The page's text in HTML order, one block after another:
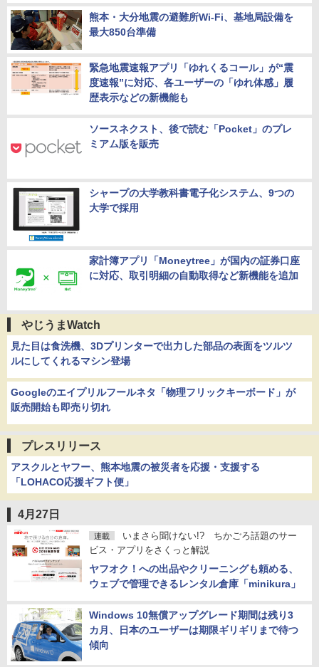
熊本・大分地震の避難所Wi-Fi、基地局設備を
最大850台準備
緊急地震速報アプリ「ゆれくるコール」が“震
度速報”に対応、各ユーザーの「ゆれ体感」履
歴表示などの新機能も
ソースネクスト、後で読む「Pocket」のプレ
ミアム版を販売
シャープの大学教科書電子化システム、9つの
大学で採用
家計簿アプリ「Moneytree」が国内の証券口座
に対応、取引明細の自動取得など新機能を追加
やじうまWatch
見た目は食洗機、3Dプリンターで出力した部品の表面をツルツ
ルにしてくれるマシン登場
Googleのエイプリルフールネタ「物理フリックキーボード」が
販売開始も即売り切れ
プレスリリース
アスクルとヤフー、熊本地震の被災者を応援・支援する
「LOHACO応援ギフト便」
4月27日
連載
いまさら聞けない!? ちかごろ話題のサー
ビス・アプリをさくっと解説
ヤフオク！への出品やクリーニングも頼める、
ウェブで管理できるレンタル倉庫「minikura」
Windows 10無償アップグレード期間は残り3
カ月、日本のユーザーは期限ギリギリまで待つ
傾向